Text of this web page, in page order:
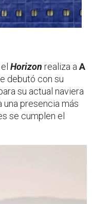
Horizon realiza a A
debutó con su
su actual naviera
una presencia más
se cumplen el